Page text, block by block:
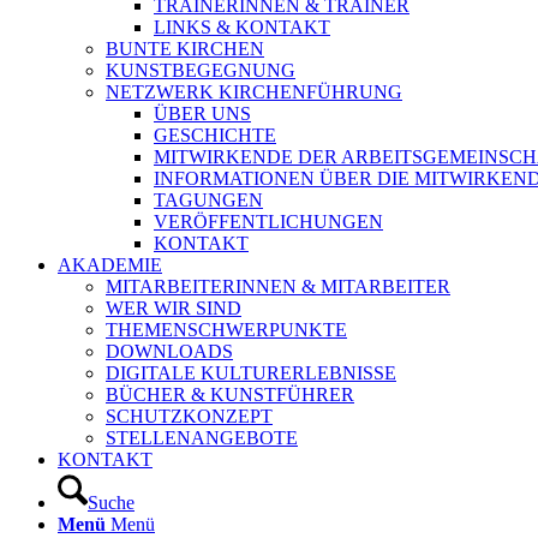
TRAINERINNEN & TRAINER
LINKS & KONTAKT
BUNTE KIRCHEN
KUNSTBEGEGNUNG
NETZWERK KIRCHENFÜHRUNG
ÜBER UNS
GESCHICHTE
MITWIRKENDE DER
INFORMATIONEN ÜBER DIE
TAGUNGEN
VERÖFFENTLICHUNGEN
KONTAKT
AKADEMIE
MITARBEITERINNEN & MITARBEITER
WER WIR SIND
THEMENSCHWERPUNKTE
DOWNLOADS
DIGITALE KULTURERLEBNISSE
BÜCHER & KUNSTFÜHRER
SCHUTZKONZEPT
STELLENANGEBOTE
KONTAKT
Suche
Menü Menü